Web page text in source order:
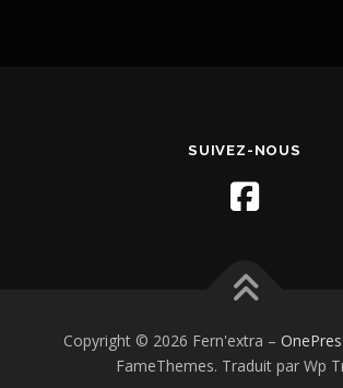
SUIVEZ-NOUS
Copyright © 2026 Fern'extra –
FameThemes. Traduit par Wp